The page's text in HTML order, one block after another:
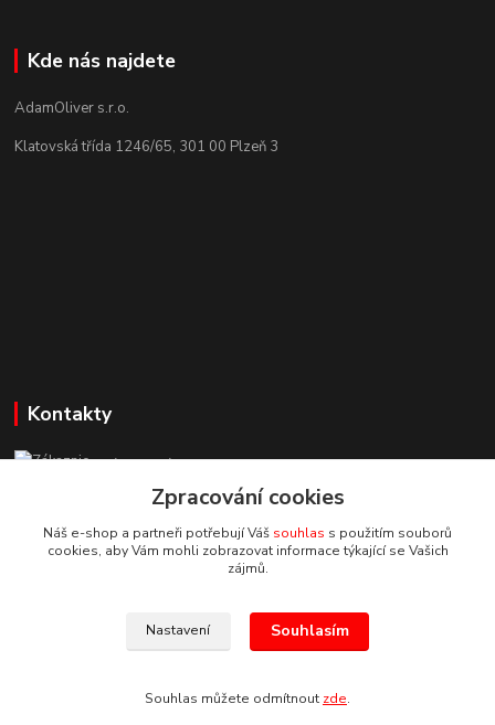
Kde nás najdete
AdamOliver s.r.o.
Klatovská třída 1246/65, 301 00 Plzeň 3
Kontakty
Zákaznická podpora StuhyLevně.cz
+420 725 618 353
(Po-Pá, 8-16 hod.)
adamoliver@seznam.cz
Zpracování cookies
Náš e-shop a partneři potřebují Váš souhlas s použitím souborů
cookies, aby Vám mohli zobrazovat informace týkající se Vašich
zájmů.
Nastavení Souhlasím
Souhlas můžete odmítnout zde.